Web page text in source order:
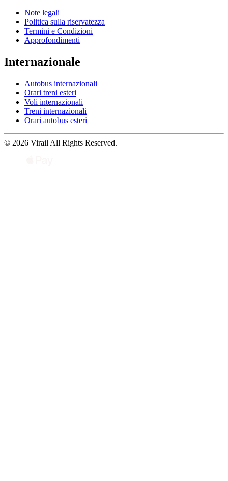
Note legali
Politica sulla riservatezza
Termini e Condizioni
Approfondimenti
Internazionale
Autobus internazionali
Orari treni esteri
Voli internazionali
Treni internazionali
Orari autobus esteri
© 2026 Virail All Rights Reserved.